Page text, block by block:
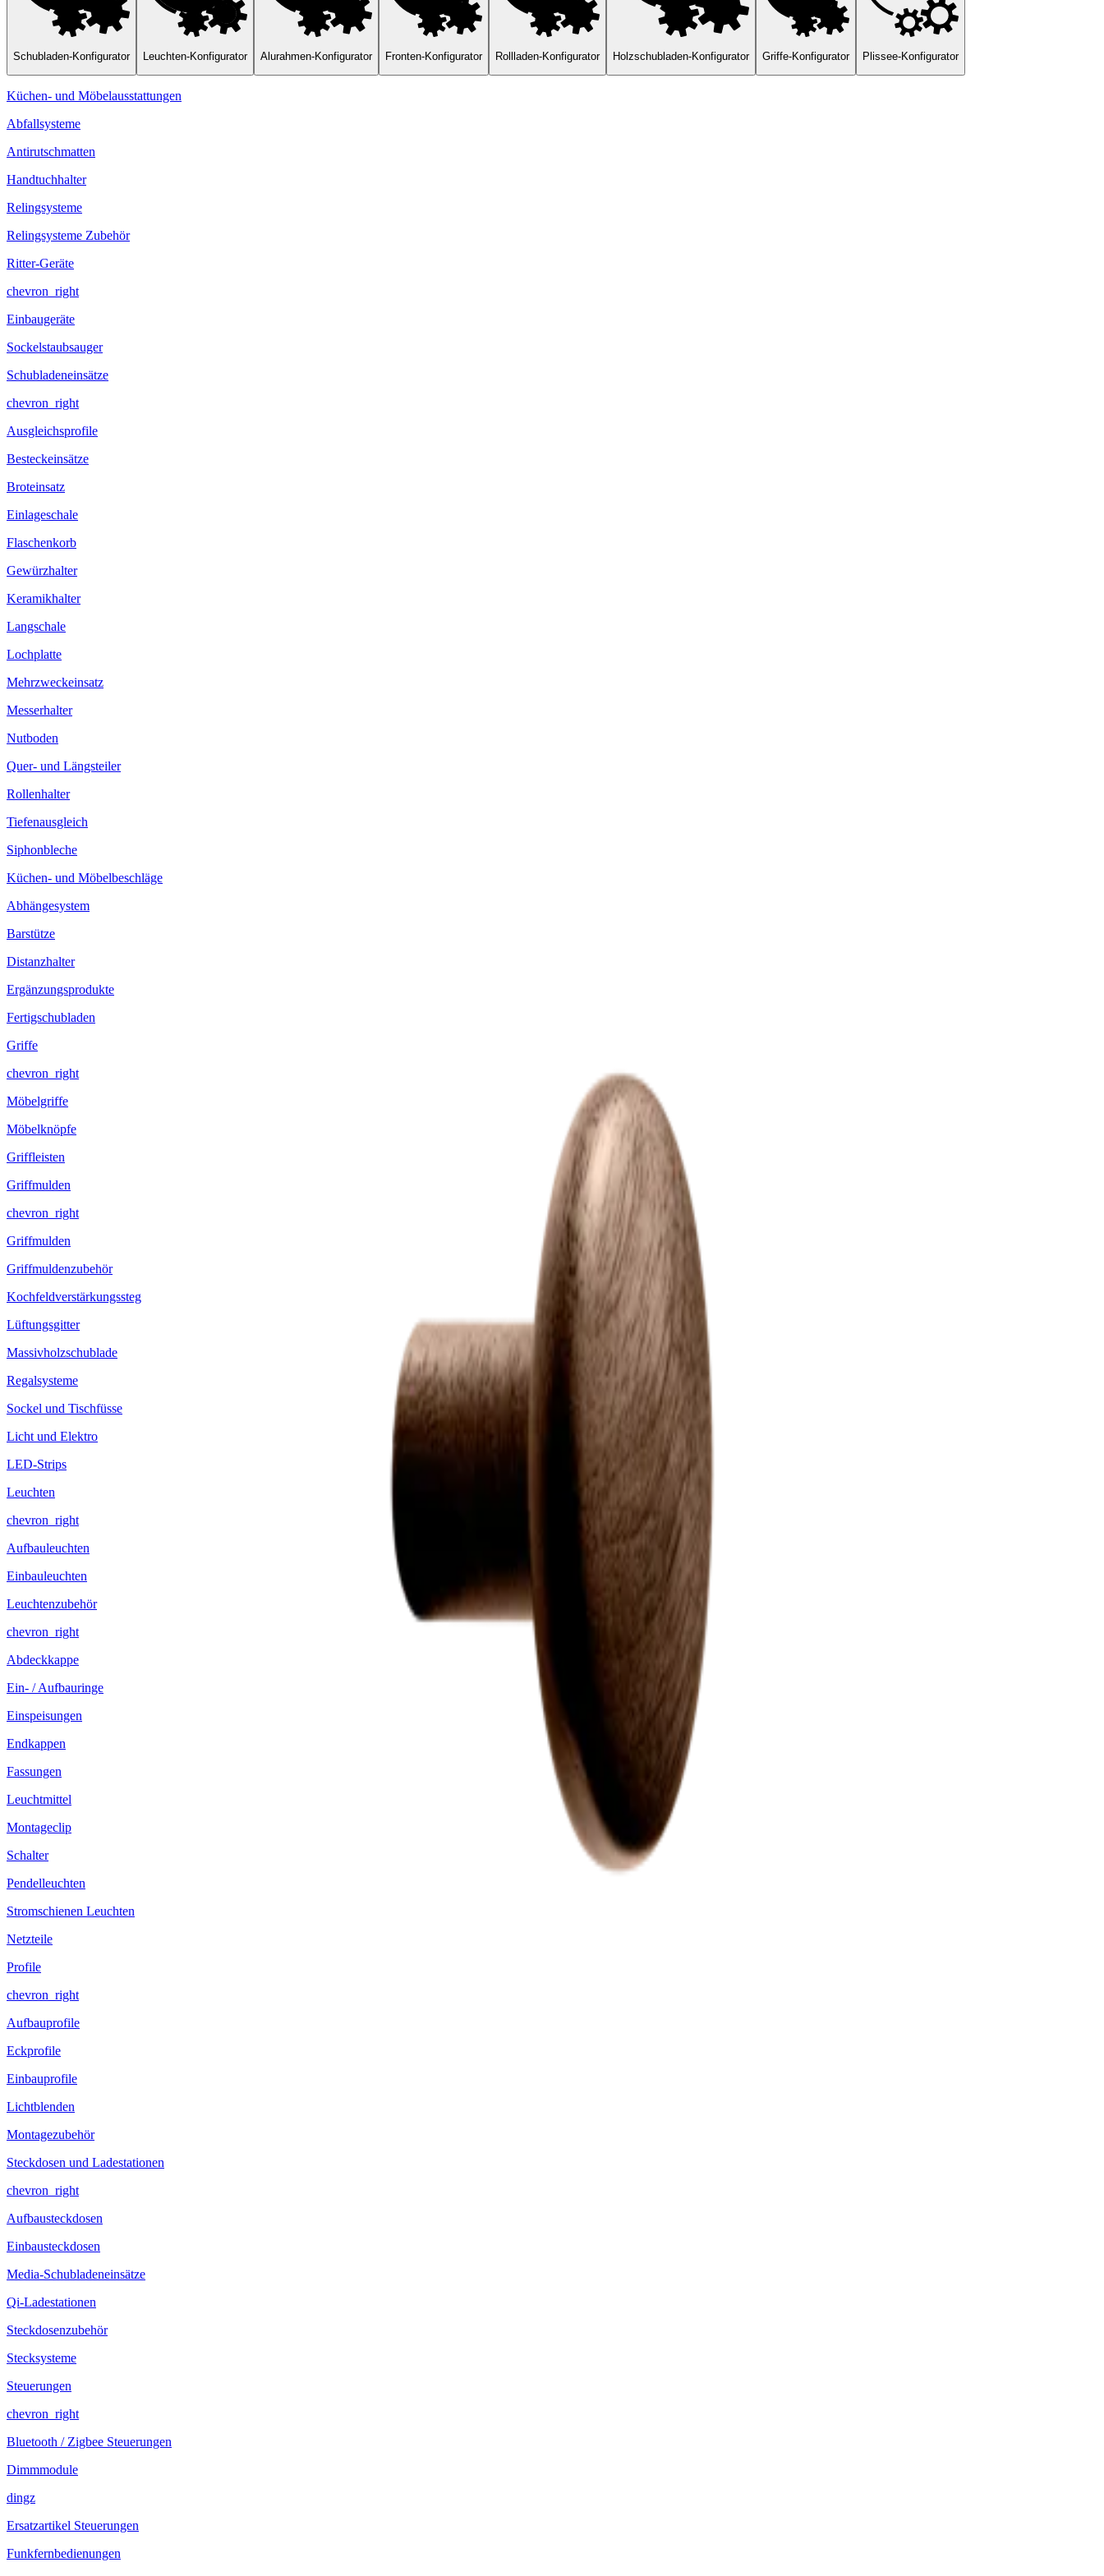
Schubladen-Konfigurator Leuchten-Konfigurator Alurahmen-Konfigurator Fronten-Konfigurator Rollladen-Konfigurator Holzschubladen-Konfigurator Griffe-Konfigurator Plissee-Konfigurator
Küchen- und Möbelausstattungen
Abfallsysteme
Antirutschmatten
Handtuchhalter
Relingsysteme
Relingsysteme Zubehör
Ritter-Geräte
chevron_right
Einbaugeräte
Sockelstaubsauger
Schubladeneinsätze
chevron_right
Ausgleichsprofile
Besteckeinsätze
Broteinsatz
Einlageschale
Flaschenkorb
Gewürzhalter
Keramikhalter
Langschale
Lochplatte
Mehrzweckeinsatz
Messerhalter
Nutboden
Quer- und Längsteiler
Rollenhalter
Tiefenausgleich
Siphonbleche
Küchen- und Möbelbeschläge
Abhängesystem
Barstütze
Distanzhalter
Ergänzungsprodukte
Fertigschubladen
Griffe
chevron_right
Möbelgriffe
Möbelknöpfe
Griffleisten
Griffmulden
chevron_right
Griffmulden
Griffmuldenzubehör
Kochfeldverstärkungssteg
Lüftungsgitter
Massivholzschublade
Regalsysteme
Sockel und Tischfüsse
Licht und Elektro
LED-Strips
Leuchten
chevron_right
Aufbauleuchten
Einbauleuchten
Leuchtenzubehör
chevron_right
Abdeckkappe
Ein- / Aufbauringe
Einspeisungen
Endkappen
Fassungen
Leuchtmittel
Montageclip
Schalter
Pendelleuchten
Stromschienen Leuchten
Netzteile
Profile
chevron_right
Aufbauprofile
Eckprofile
Einbauprofile
Lichtblenden
Montagezubehör
Steckdosen und Ladestationen
chevron_right
Aufbausteckdosen
Einbausteckdosen
Media-Schubladeneinsätze
Qi-Ladestationen
Steckdosenzubehör
Stecksysteme
Steuerungen
chevron_right
Bluetooth / Zigbee Steuerungen
Dimmmodule
dingz
Ersatzartikel Steuerungen
Funkfernbedienungen